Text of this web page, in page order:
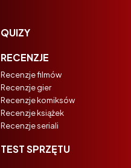
QUIZY
RECENZJE
Recenzje filmów
Recenzje gier
Recenzje komiksów
Recenzje książek
Recenzje seriali
TEST SPRZĘTU